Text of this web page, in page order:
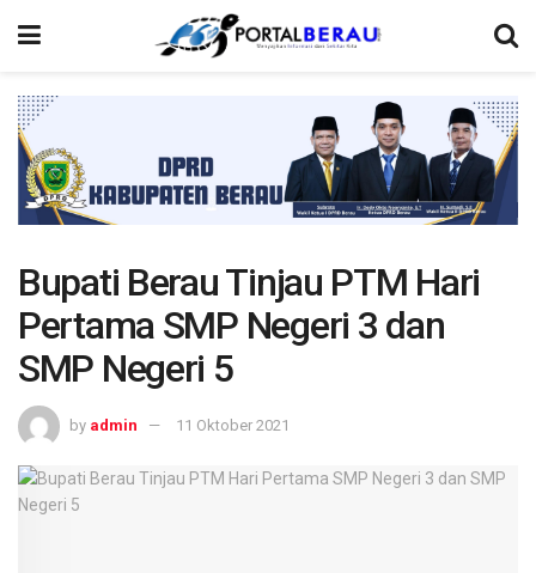
Bupati Berau Tinjau PTM Hari
Pertama SMP Negeri 3 dan
SMP Negeri 5
by admin 11 Oktober 2021